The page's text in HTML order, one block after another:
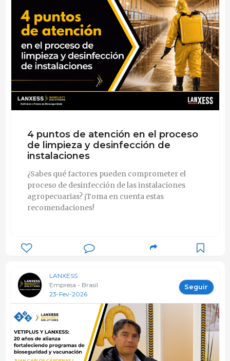
4 puntos de atención en el proceso
de limpieza y desinfección de
instalaciones
¿Sabes qué factores pueden comprometer el
proceso de desinfección de las instalaciones
agropecuarias? ¡Toma en cuenta estas
recomendaciones!
LANXESS
Empresa - Brasil
23-Fev-2026
Seguir